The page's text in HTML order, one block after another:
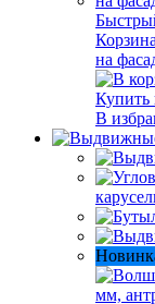
на
Купить
В